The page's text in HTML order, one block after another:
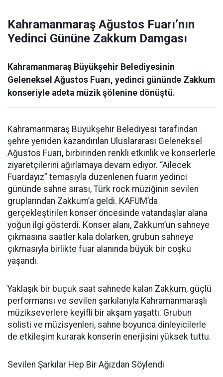
Kahramanmaraş Ağustos Fuarı’nın
Yedinci Gününe Zakkum Damgası
Kahramanmaraş Büyükşehir Belediyesinin
Geleneksel Ağustos Fuarı, yedinci gününde Zakkum
konseriyle adeta müzik şölenine dönüştü.
Kahramanmaraş Büyükşehir Belediyesi tarafından
şehre yeniden kazandırılan Uluslararası Geleneksel
Ağustos Fuarı, birbirinden renkli etkinlik ve konserlerle
ziyaretçilerini ağırlamaya devam ediyor. “Ailecek
Fuardayız” temasıyla düzenlenen fuarın yedinci
gününde sahne sırası, Türk rock müziğinin sevilen
gruplarından Zakkum’a geldi. KAFUM’da
gerçekleştirilen konser öncesinde vatandaşlar alana
yoğun ilgi gösterdi. Konser alanı, Zakkum’un sahneye
çıkmasına saatler kala dolarken, grubun sahneye
çıkmasıyla birlikte fuar alanında büyük bir coşku
yaşandı.
Yaklaşık bir buçuk saat sahnede kalan Zakkum, güçlü
performansı ve sevilen şarkılarıyla Kahramanmaraşlı
müzikseverlere keyifli bir akşam yaşattı. Grubun
solisti ve müzisyenleri, sahne boyunca dinleyicilerle
de etkileşim kurarak konserin enerjisini yüksek tuttu.
Sevilen Şarkılar Hep Bir Ağızdan Söylendi